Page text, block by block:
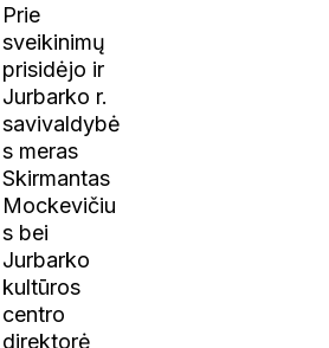
Prie
sveikinimų
prisidėjo ir
Jurbarko r.
savivaldybė
s meras
Skirmantas
Mockevičiu
s bei
Jurbarko
kultūros
centro
direktorė